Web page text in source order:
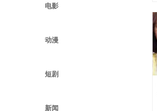
电影
动漫
短剧
新闻